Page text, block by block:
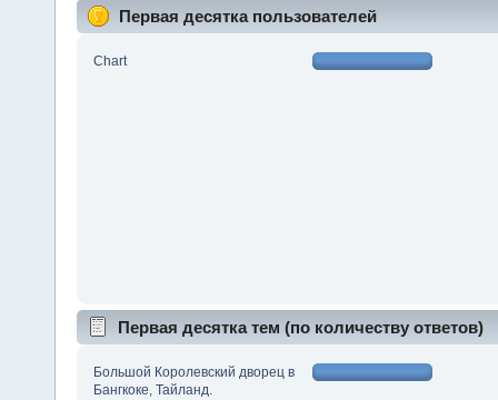
Первая десятка пользователей
Chart
Первая десятка тем (по количеству ответов)
Большой Королевский дворец в
Бангкоке, Тайланд.